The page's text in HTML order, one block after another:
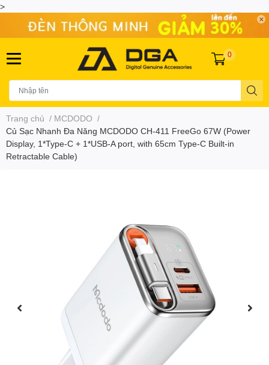
>
0
Trang chủ / MCDODO /
Củ Sạc Nhanh Đa Năng MCDODO CH-411 FreeGo 67W (Power
Display, 1*Type-C + 1*USB-A port, with 65cm Type-C Built-in
Retractable Cable)